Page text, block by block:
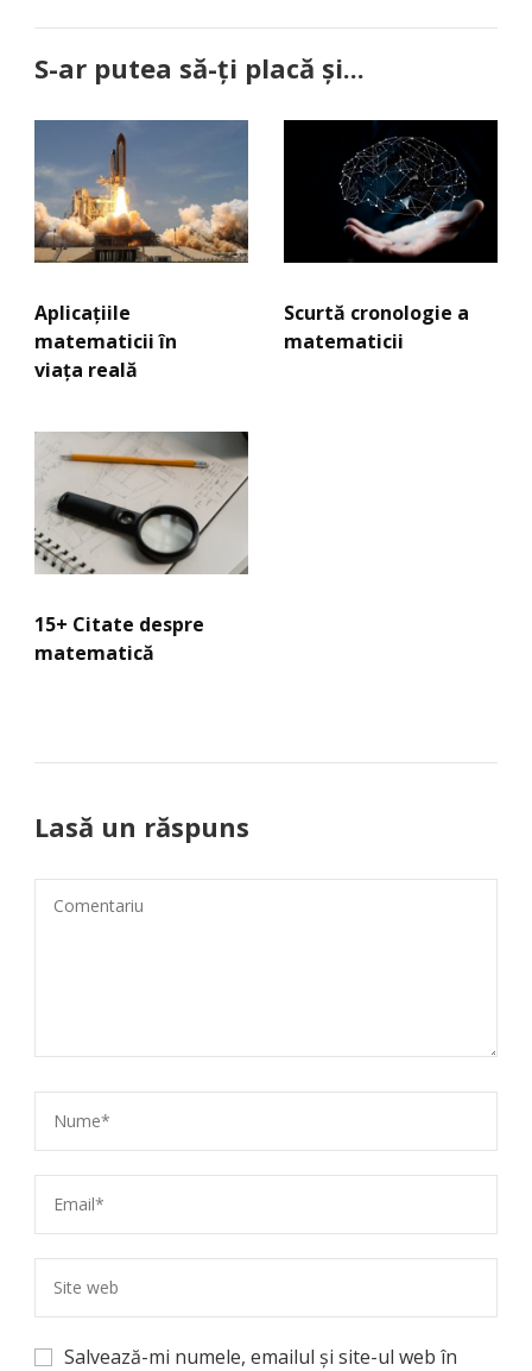
S-ar putea să-ți placă și...
Aplicațiile
matematicii în
viața reală
Scurtă cronologie a
matematicii
15+ Citate despre
matematică
Lasă un răspuns
Salvează-mi numele, emailul și site-ul web în